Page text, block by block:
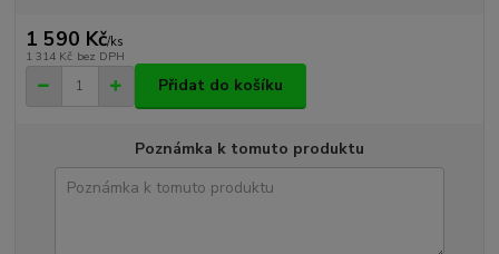
1 590 Kč/ks
1 314 Kč bez DPH
Přidat do košíku
Poznámka k tomuto produktu